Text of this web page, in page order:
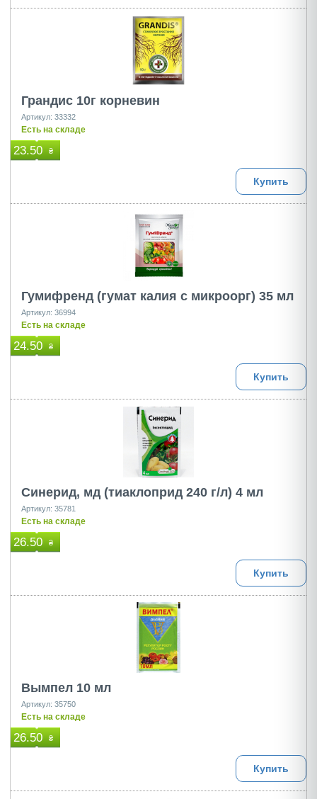
Грандис 10г корневин
Артикул: 33332
Есть на складе
23.50 ₴
Купить
Гумифренд (гумат калия с микроорг) 35 мл
Артикул: 36994
Есть на складе
24.50 ₴
Купить
Синерид, мд (тиаклоприд 240 г/л) 4 мл
Артикул: 35781
Есть на складе
26.50 ₴
Купить
Вымпел 10 мл
Артикул: 35750
Есть на складе
26.50 ₴
Купить